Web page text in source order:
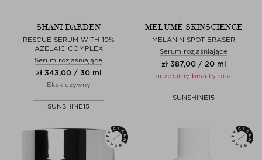
SHANI DARDEN
RESCUE SERUM WITH 10%
AZELAIC COMPLEX
Serum rozjaśniające
zł 343,00 / 30 ml
Ekskluzywny
SUNSHINE15
MELUMÉ SKINSCIENCE
MELANIN SPOT ERASER
Serum rozjaśniające
zł 387,00 / 20 ml
bezpłatny beauty deal
SUNSHINE15